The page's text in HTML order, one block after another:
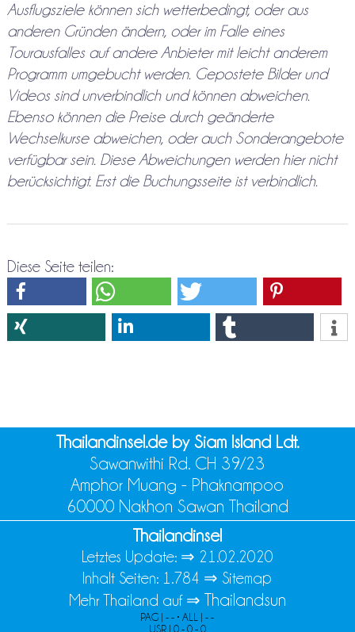
Ausflugsziele können sich wetterbedingt, oder aus
anderen Gründen ändern, oder im Falle eines
Tourausfalles auf andere Anbieter mit leicht anderem
Programm umgebucht werden. Gepostete Bilder und
Videos sind unverbindlich und können abweichen.
Ebenso können die Preise durch geänderte
Wechselkurse abweichen, oder auch Sonderangebote
verfügbar sein. Diese Abweichungen werden hier nicht
berücksichtigt. Erst die Buchungsseite ist verbindlich.
Diese Seite teilen:
Thailandinsel.de by Siam Island Ldt.
Sawanwithi Rd. CH 39/23
Amphor Muang - Phaknampoo
60000 Nakhon Sawan Thailand
Thailandinsel
Letztes Update: ⇒ 21.02.2020
Inhalt Seiten: 1.784 ⇒ Sitemap
Mehr Thailand auf ⇒ Thailandsun
PAG | - - • ALL | - -
USR | 0 - 0 - 0